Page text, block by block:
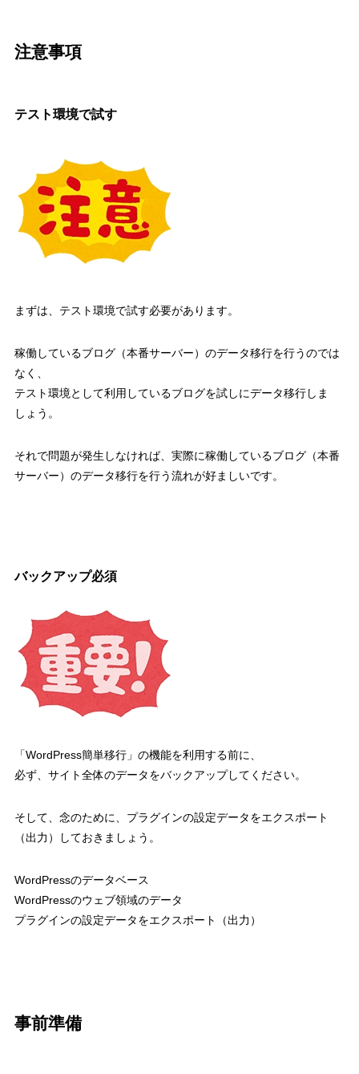
注意事項
テスト環境で試す
まずは、テスト環境で試す必要があります。
稼働しているブログ（本番サーバー）のデータ移行を行うのでは
なく、
テスト環境として利用しているブログを試しにデータ移行しま
しょう。
それで問題が発生しなければ、実際に稼働しているブログ（本番
サーバー）のデータ移行を行う流れが好ましいです。
バックアップ必須
「WordPress簡単移行」の機能を利用する前に、
必ず、サイト全体のデータをバックアップしてください。
そして、念のために、プラグインの設定データをエクスポート
（出力）しておきましょう。
WordPressのデータベース
WordPressのウェブ領域のデータ
プラグインの設定データをエクスポート（出力）
事前準備